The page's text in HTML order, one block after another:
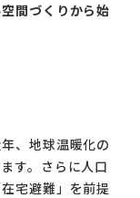
会社紹介
コラム
間づくりから始
、地球温暖化の
す。さらに人口
宅避難」を前提